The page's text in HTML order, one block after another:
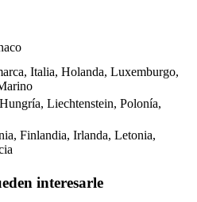
Italia, Holanda, Luxemburgo,
Liechtenstein, Polonía,
Finlandia, Irlanda, Letonia,
interesarle